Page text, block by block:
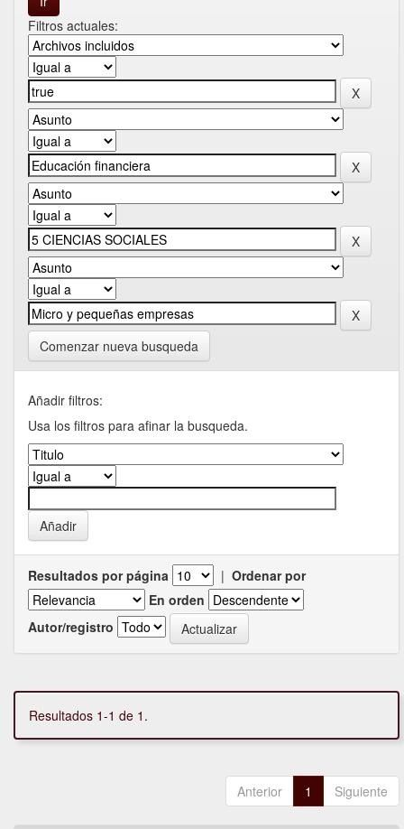
Filtros actuales:
Comenzar nueva busqueda
Añadir filtros:
Usa los filtros para afinar la busqueda.
Resultados por página | Ordenar por
En orden
Autor/registro
Resultados 1-1 de 1.
Anterior 1 Siguiente